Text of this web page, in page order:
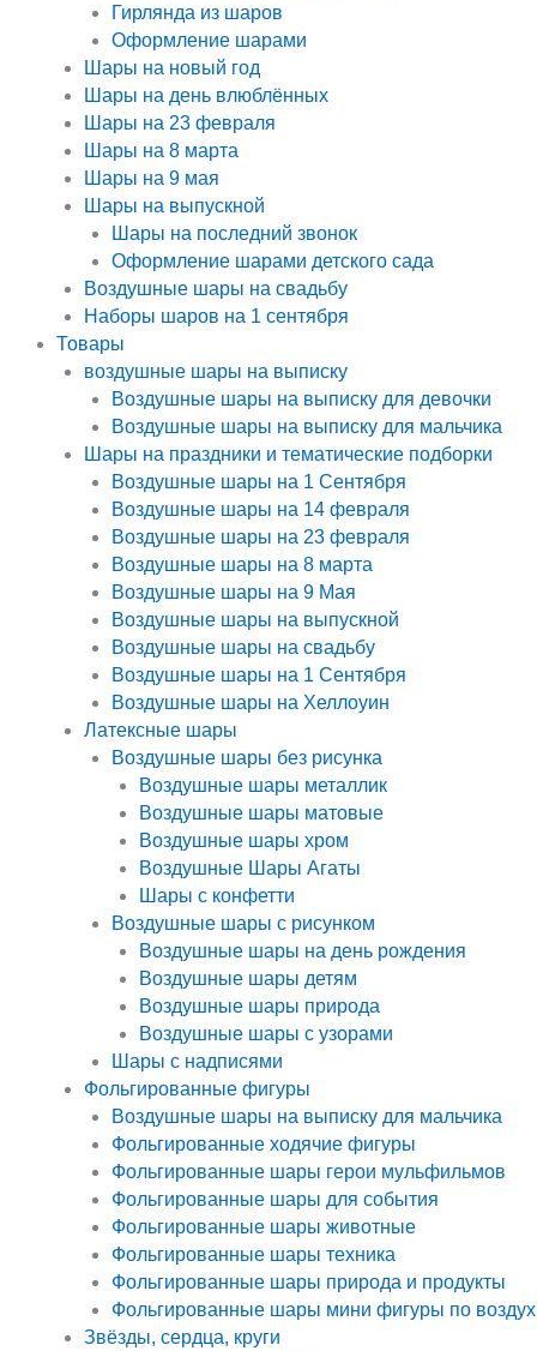
Гирлянда из шаров
Оформление шарами
Шары на новый год
Шары на день влюблённых
Шары на 23 февраля
Шары на 8 марта
Шары на 9 мая
Шары на выпускной
Шары на последний звонок
Оформление шарами детского сада
Воздушные шары на свадьбу
Наборы шаров на 1 сентября
Товары
воздушные шары на выписку
Воздушные шары на выписку для девочки
Воздушные шары на выписку для мальчика
Шары на праздники и тематические подборки
Воздушные шары на 1 Сентября
Воздушные шары на 14 февраля
Воздушные шары на 23 февраля
Воздушные шары на 8 марта
Воздушные шары на 9 Мая
Воздушные шары на выпускной
Воздушные шары на свадьбу
Воздушные шары на 1 Сентября
Воздушные шары на Хеллоуин
Латексные шары
Воздушные шары без рисунка
Воздушные шары металлик
Воздушные шары матовые
Воздушные шары хром
Воздушные Шары Агаты
Шары с конфетти
Воздушные шары с рисунком
Воздушные шары на день рождения
Воздушные шары детям
Воздушные шары природа
Воздушные шары с узорами
Шары с надписями
Фольгированные фигуры
Воздушные шары на выписку для мальчика
Фольгированные ходячие фигуры
Фольгированные шары герои мульфильмов
Фольгированные шары для события
Фольгированные шары животные
Фольгированные шары техника
Фольгированные шары природа и продукты
Фольгированные шары мини фигуры по воздух
Звёзды, сердца, круги